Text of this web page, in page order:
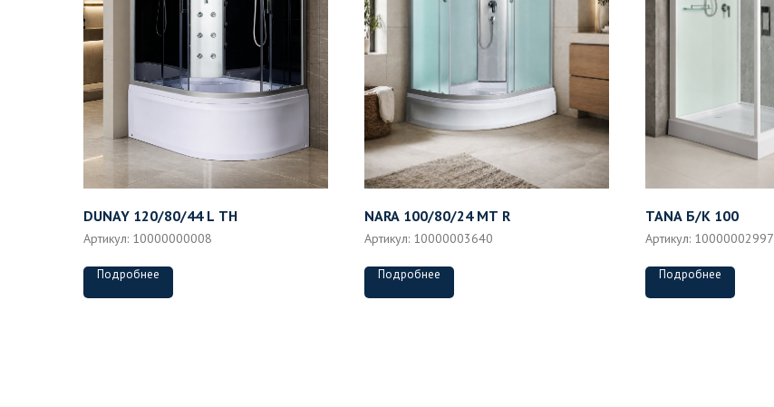
DUNAY 120/80/44 L ТН
Артикул: 10000000008
Подробнее
NARA 100/80/24 MT R
Артикул: 10000003640
Подробнее
TANA Б/К 100
Артикул: 10000002997
Подробнее